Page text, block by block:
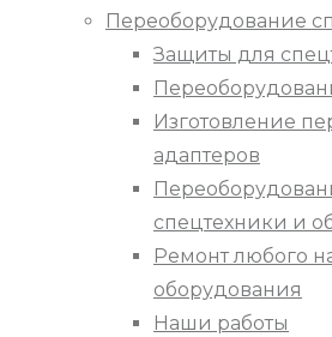
Переоборудование
Защиты для
Изготовление
адаптеров
спецтехники и
Ремонт любого
оборудования
Наши работы